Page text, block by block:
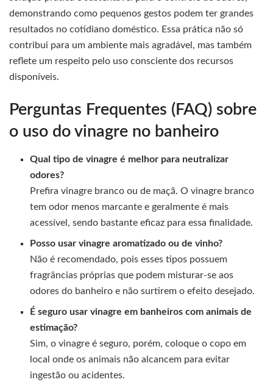
demonstrando como pequenos gestos podem ter grandes
resultados no cotidiano doméstico. Essa prática não só
contribui para um ambiente mais agradável, mas também
reflete um respeito pelo uso consciente dos recursos
disponíveis.
Perguntas Frequentes (FAQ) sobre
o uso do vinagre no banheiro
Qual tipo de vinagre é melhor para neutralizar
odores?
Prefira vinagre branco ou de maçã. O vinagre branco
tem odor menos marcante e geralmente é mais
acessível, sendo bastante eficaz para essa finalidade.
Posso usar vinagre aromatizado ou de vinho?
Não é recomendado, pois esses tipos possuem
fragrâncias próprias que podem misturar-se aos
odores do banheiro e não surtirem o efeito desejado.
É seguro usar vinagre em banheiros com animais de
estimação?
Sim, o vinagre é seguro, porém, coloque o copo em
local onde os animais não alcancem para evitar
ingestão ou acidentes.